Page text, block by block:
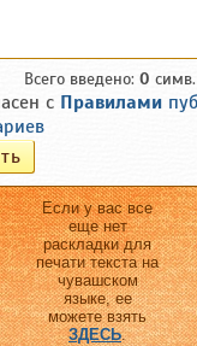
Всего введено: 0
с Правилами
Если у вас все
еще нет
раскладки для
печати текста на
чувашском
языке, ее
можете взять
ЗДЕСЬ.